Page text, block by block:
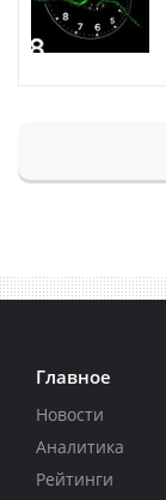
Главное
Новости
Аналитика
Рейтинги